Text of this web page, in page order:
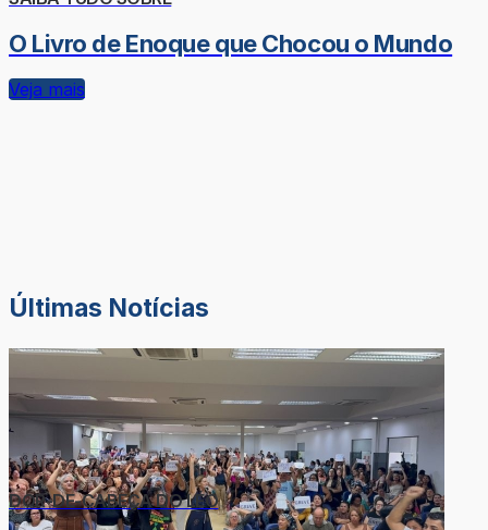
O Livro de Enoque que Chocou o Mundo
Veja mais
Últimas Notícias
DOR-DE-CABEÇA DO LÉO